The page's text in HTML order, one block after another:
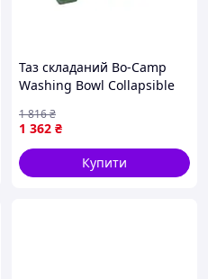
Таз складаний Bo-Camp
Washing Bowl Collapsible
1 362 ₴
1 816₴
Купити